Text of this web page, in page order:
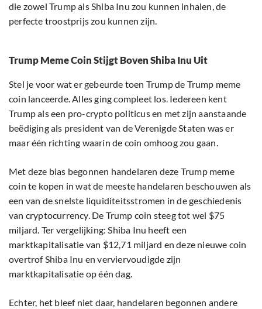
die zowel Trump als Shiba Inu zou kunnen inhalen, de
perfecte troostprijs zou kunnen zijn.
Trump Meme Coin Stijgt Boven Shiba Inu Uit
Stel je voor wat er gebeurde toen Trump de Trump meme
coin lanceerde. Alles ging compleet los. Iedereen kent
Trump als een pro-crypto politicus en met zijn aanstaande
beëdiging als president van de Verenigde Staten was er
maar één richting waarin de coin omhoog zou gaan.
Met deze bias begonnen handelaren deze Trump meme
coin te kopen in wat de meeste handelaren beschouwen als
een van de snelste liquiditeitsstromen in de geschiedenis
van cryptocurrency. De Trump coin steeg tot wel $75
miljard. Ter vergelijking: Shiba Inu heeft een
marktkapitalisatie van $12,71 miljard en deze nieuwe coin
overtrof Shiba Inu en verviervoudigde zijn
marktkapitalisatie op één dag.
Echter, het bleef niet daar, handelaren begonnen andere